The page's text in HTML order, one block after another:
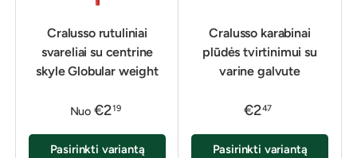
Cralusso rutuliniai
svareliai su centrine
skyle Globular weight
Nuo €219
Pasirinkti variantą
Cralusso karabinai
plūdės tvirtinimui su
varine galvute
€247
Pasirinkti variantą